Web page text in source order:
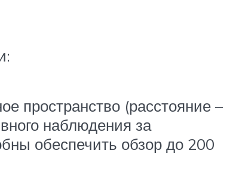
пространство (расстояние –
наблюдения за
обеспечить обзор до 200